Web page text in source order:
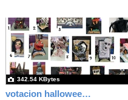
votacion halloween 2023
342.54 KBytes